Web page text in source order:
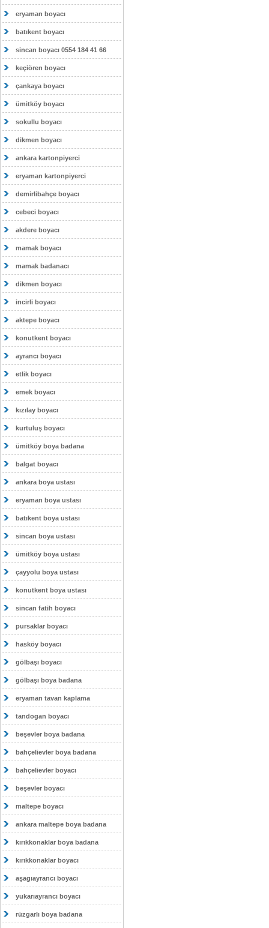
eryaman boyacı
batıkent boyacı
sincan boyacı 0554 184 41 66
keçiören boyacı
çankaya boyacı
ümitköy boyacı
sokullu boyacı
dikmen boyacı
ankara kartonpiyerci
eryaman kartonpiyerci
demirlibahçe boyacı
cebeci boyacı
akdere boyacı
mamak boyacı
mamak badanacı
dikmen boyacı
incirli boyacı
aktepe boyacı
konutkent boyacı
ayrancı boyacı
etlik boyacı
emek boyacı
kızılay boyacı
kurtuluş boyacı
ümitköy boya badana
balgat boyacı
ankara boya ustası
eryaman boya ustası
batıkent boya ustası
sincan boya ustası
ümitköy boya ustası
çayyolu boya ustası
konutkent boya ustası
sincan fatih boyacı
pursaklar boyacı
hasköy boyacı
gölbaşı boyacı
gölbaşı boya badana
eryaman tavan kaplama
tandogan boyacı
beşevler boya badana
bahçelievler boya badana
bahçelievler boyacı
beşevler boyacı
maltepe boyacı
ankara maltepe boya badana
kırıkkonaklar boya badana
kırıkkonaklar boyacı
aşagıayrancı boyacı
yukarıayrancı boyacı
rüzgarlı boya badana